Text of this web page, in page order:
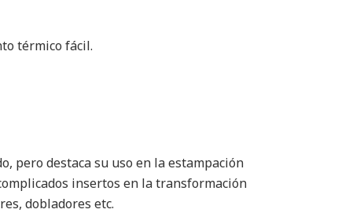
térmico fácil.
pero destaca su uso en la estampación
insertos en la transformación
dobladores etc.